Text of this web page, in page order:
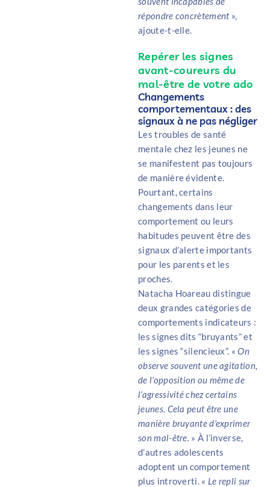
répondre concrètement»,
ajoute-t-elle.
Repérer les signes
avant-coureurs du
mal-être de votre ado
Changements
comportementaux : des
signaux à ne pas négliger
Les troubles de santé
mentale chez les jeunes ne
se manifestent pas toujours
de manière évidente.
Pourtant, certains
changements dans leur
comportement ou leurs
habitudes peuvent être des
signaux d’alerte importants
pour les parents et les
proches.
Natacha Hoareau distingue
deux grandes catégories de
comportements indicateurs :
les signes dits “bruyants” et
les signes “silencieux”. «On
observe souvent une agitation,
de l’opposition ou même de
l’agressivité chez certains
jeunes. Cela peut être une
manière bruyante d’exprimer
son mal-être. » À l’inverse,
d’autres adolescents
adoptent un comportement
plus introverti. « Le repli sur